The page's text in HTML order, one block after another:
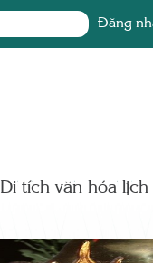
Đăng
Di tích văn hóa lịch